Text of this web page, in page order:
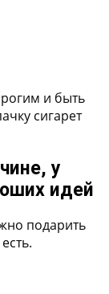
и быть
сигарет
у
идей
подарить